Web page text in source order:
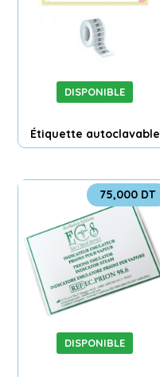
DISPONIBLE
Étiquette autoclavable
DISPONIBLE
75,000 DT